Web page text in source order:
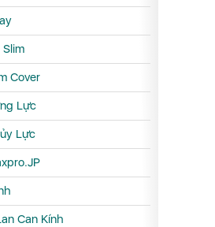
Cover
Lực
Lực
Can Kính